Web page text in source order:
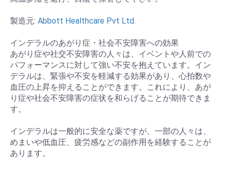
製造元: Abbott Healthcare Pvt Ltd.
インデラルのあがり症・社会不安障害への効果
あがり症や社交不安障害の人々は、イベントや人前での
パフォーマンスに対して強い不安を抱えています。イン
デラルは、緊張や不安を軽減する効果があり、心拍数や
血圧の上昇を抑えることができます。これにより、あが
り症や社会不安障害の症状を和らげることが期待できま
す。
インデラルは一般的に安全な薬ですが、一部の人々は、
めまいや低血圧、疲労感などの副作用を経験することが
あります。